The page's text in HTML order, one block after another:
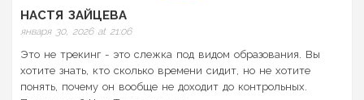
НАСТЯ ЗАЙЦЕВА
января 30, 2026 at 21:06
Это не трекинг - это слежка под видом образования. Вы
хотите знать, кто сколько времени сидит, но не хотите
понять, почему он вообще не доходит до контрольных.